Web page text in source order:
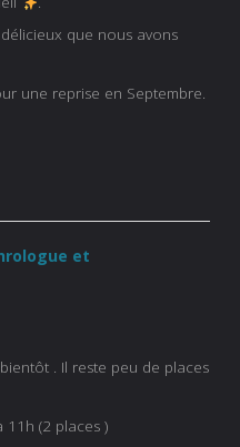
que nous avons
une reprise en Septembre.
et
. Il reste peu de places
(2 places )